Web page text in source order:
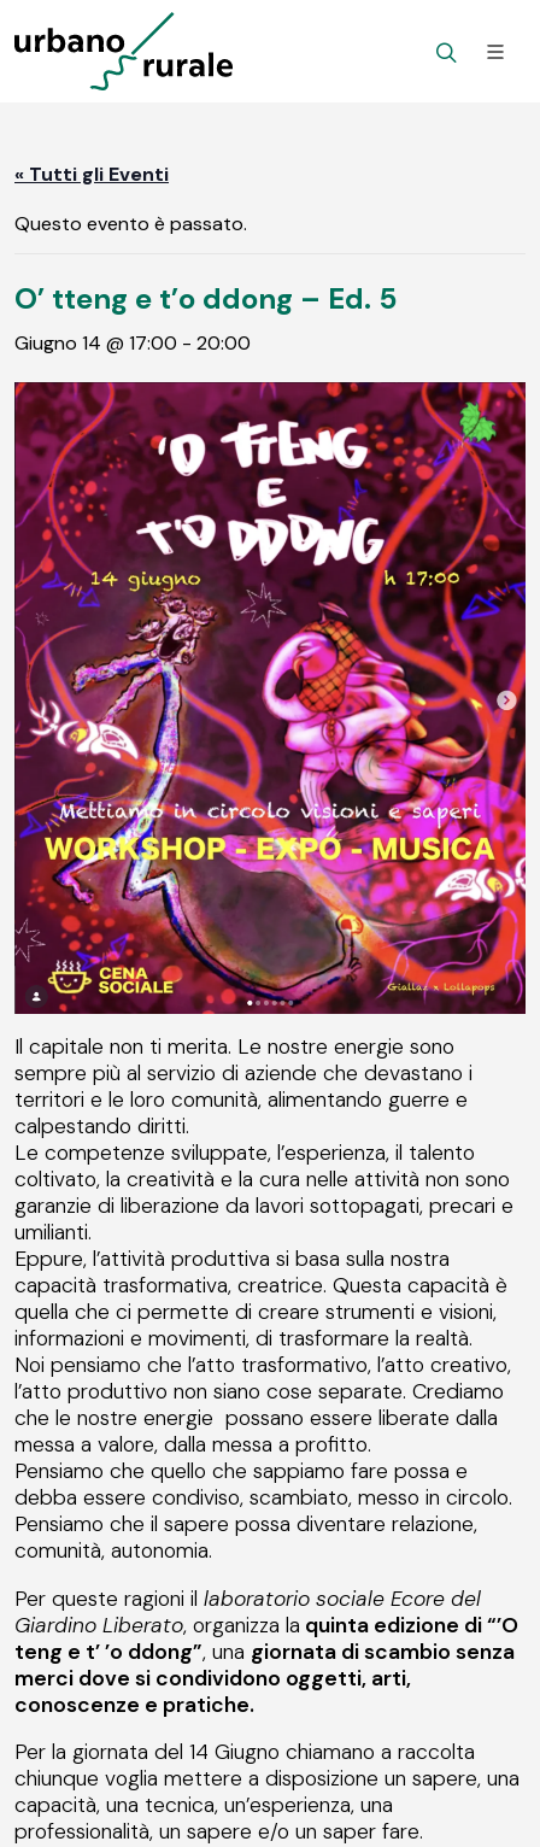
« Tutti gli Eventi
Questo evento è passato.
O’ tteng e t’o ddong – Ed. 5
Giugno 14 @ 17:00 - 20:00
Il capitale non ti merita. Le nostre energie sono
sempre più al servizio di aziende che devastano i
territori e le loro comunità, alimentando guerre e
calpestando diritti.
Le competenze sviluppate, l’esperienza, il talento
coltivato, la creatività e la cura nelle attività non sono
garanzie di liberazione da lavori sottopagati, precari e
umilianti.
Eppure, l’attività produttiva si basa sulla nostra
capacità trasformativa, creatrice. Questa capacità è
quella che ci permette di creare strumenti e visioni,
informazioni e movimenti, di trasformare la realtà.
Noi pensiamo che l’atto trasformativo, l’atto creativo,
l’atto produttivo non siano cose separate. Crediamo
che le nostre energie possano essere liberate dalla
messa a valore, dalla messa a profitto.
Pensiamo che quello che sappiamo fare possa e
debba essere condiviso, scambiato, messo in circolo.
Pensiamo che il sapere possa diventare relazione,
comunità, autonomia.
Per queste ragioni il laboratorio sociale Ecore del
Giardino Liberato, organizza la quinta edizione di “’O
teng e t’ ’o ddong”, una giornata di scambio senza
merci dove si condividono oggetti, arti,
conoscenze e pratiche.
Per la giornata del 14 Giugno chiamano a raccolta
chiunque voglia mettere a disposizione un sapere, una
capacità, una tecnica, un’esperienza, una
professionalità, un sapere e/o un saper fare.